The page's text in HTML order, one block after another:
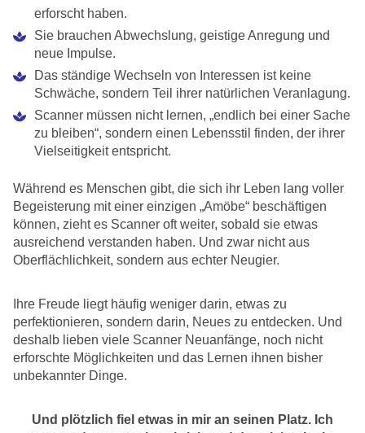
erforscht haben.
Sie brauchen Abwechslung, geistige Anregung und
neue Impulse.
Das ständige Wechseln von Interessen ist keine
Schwäche, sondern Teil ihrer natürlichen Veranlagung.
Scanner müssen nicht lernen, „endlich bei einer Sache
zu bleiben“, sondern einen Lebensstil finden, der ihrer
Vielseitigkeit entspricht.
Während es Menschen gibt, die sich ihr Leben lang voller
Begeisterung mit einer einzigen „Amöbe“ beschäftigen
können, zieht es Scanner oft weiter, sobald sie etwas
ausreichend verstanden haben. Und zwar nicht aus
Oberflächlichkeit, sondern aus echter Neugier.
Ihre Freude liegt häufig weniger darin, etwas zu
perfektionieren, sondern darin, Neues zu entdecken. Und
deshalb lieben viele Scanner Neuanfänge, noch nicht
erforschte Möglichkeiten und das Lernen ihnen bisher
unbekannter Dinge.
Und plötzlich fiel etwas in mir an seinen Platz. Ich